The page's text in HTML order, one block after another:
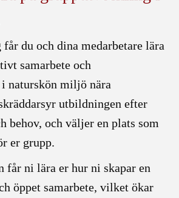
får du och dina medarbetare lära
samarbete och
naturskön miljö nära
utbildningen efter
behov, och väljer en plats som
er grupp.
får ni lära er hur ni skapar en
öppet samarbete, vilket ökar